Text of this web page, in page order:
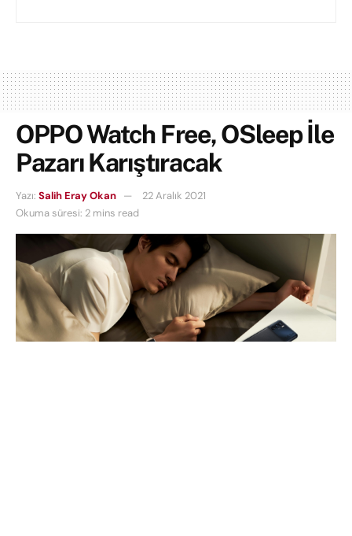
OPPO Watch Free, OSleep İle
Pazarı Karıştıracak
Yazı: Salih Eray Okan
22 Aralık 2021
Okuma süresi: 2 mins read